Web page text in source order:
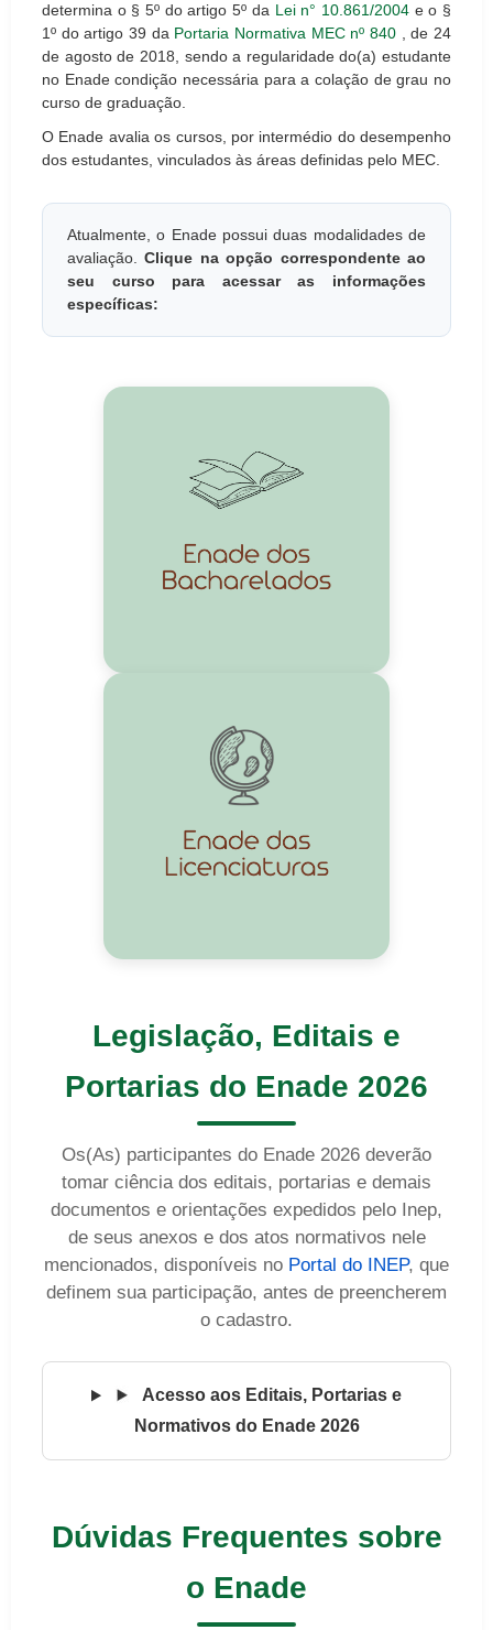
determina o § 5º do artigo 5º da Lei n° 10.861/2004 e o §
1º do artigo 39 da Portaria Normativa MEC nº 840 , de 24
de agosto de 2018, sendo a regularidade do(a) estudante
no Enade condição necessária para a colação de grau no
curso de graduação.
O Enade avalia os cursos, por intermédio do desempenho
dos estudantes, vinculados às áreas definidas pelo MEC.
Atualmente, o Enade possui duas modalidades de
avaliação.Clique na opção correspondente ao
seu curso para acessar as informações
específicas:
Legislação, Editais e
Portarias do Enade 2026
Os(As) participantes do Enade 2026 deverão
tomar ciência dos editais, portarias e demais
documentos e orientações expedidos pelo Inep,
de seus anexos e dos atos normativos nele
mencionados, disponíveis no Portal do INEP, que
definem sua participação, antes de preencherem
o cadastro.
Acesso aos Editais, Portarias e
Normativos do Enade 2026
Dúvidas Frequentes sobre
o Enade